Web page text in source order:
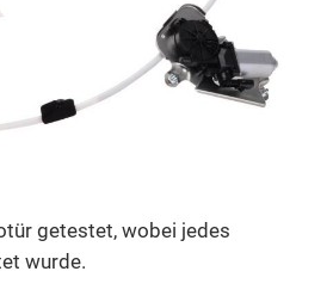
getestet, wobei jedes
wurde.